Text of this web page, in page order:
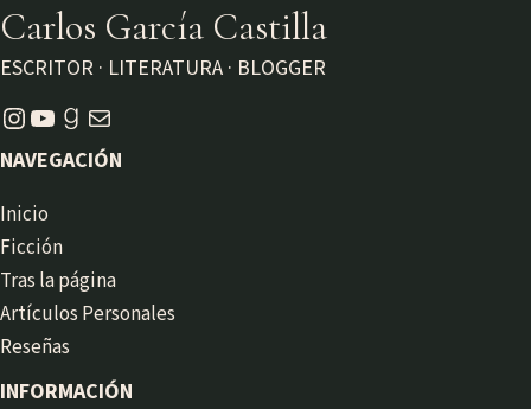
Carlos García Castilla
ESCRITOR · LITERATURA · BLOGGER
Instagram
YouTube
Goodreads
Correo electrónico
NAVEGACIÓN
Inicio
Ficción
Tras la página
Artículos Personales
Reseñas
INFORMACIÓN